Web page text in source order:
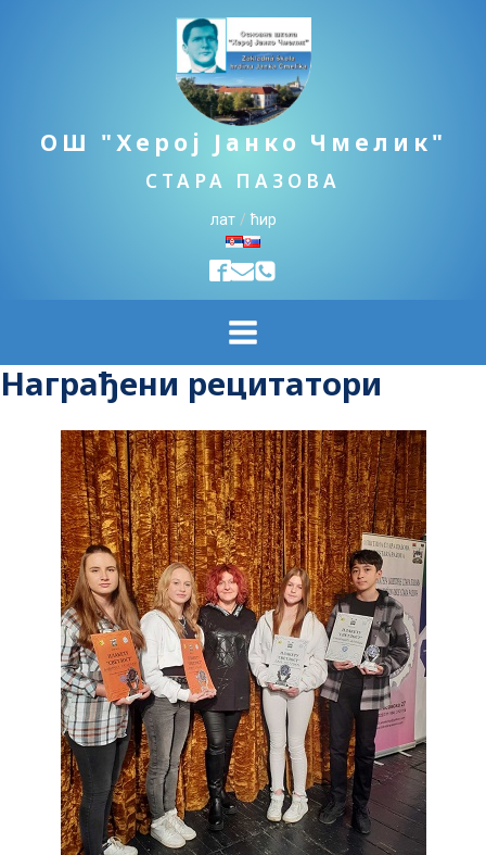
ОШ "Херој Јанко Чмелик"
СТАРА ПАЗОВА
лат/ћир
Награђени рецитатори